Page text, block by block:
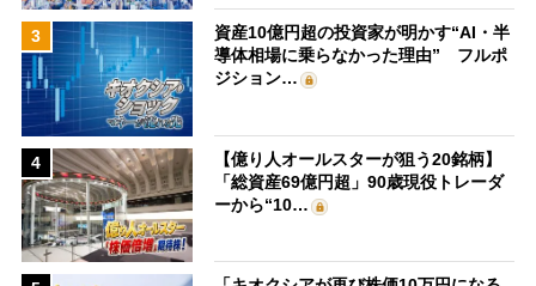
3
資産10億円超の投資家が明かす“AI・半
導体相場に乗らなかった理由” フルポ
ジション…
4
【億り人オールスターが狙う20銘柄】
「総資産69億円超」90歳現役トレーダ
ーから“10…